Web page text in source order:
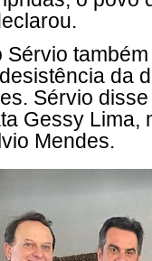
Sérvio
da
Sérvio
Gessy Lima,
Mendes.